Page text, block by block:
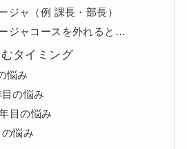
ジャ（例 課長・部長）
ジャコースを外れると…
タイミング
悩み
の悩み
目の悩み
悩み